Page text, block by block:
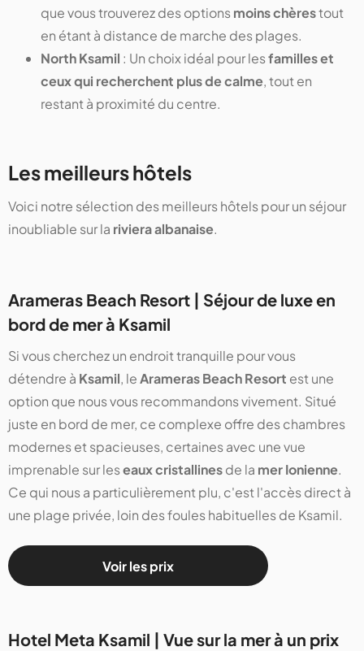
que vous trouverez des optionsmoins chèrestout
en étant à distance de marche des plages.
North Ksamil : Un choix idéal pour lesfamilles et
ceux qui recherchent plus de calme, tout en
restant à proximité du centre.
Les meilleurs hôtels
Voici notre sélection des meilleurs hôtels pour un séjour
inoubliable sur la riviera albanaise.
Arameras Beach Resort | Séjour de luxe en
bord de mer à Ksamil
Si vous cherchez un endroit tranquille pour vous
détendre à Ksamil, leArameras Beach Resort est une
option que nous vous recommandons vivement. Situé
juste en bord de mer, ce complexe offre des chambres
modernes et spacieuses, certaines avec une vue
imprenable sur leseaux cristallinesde la mer Ionienne.
Ce qui nous a particulièrement plu, c'est l'accès direct à
une plage privée, loin des foules habituelles de Ksamil.
Voir les prix
Hotel Meta Ksamil | Vue sur la mer à un prix